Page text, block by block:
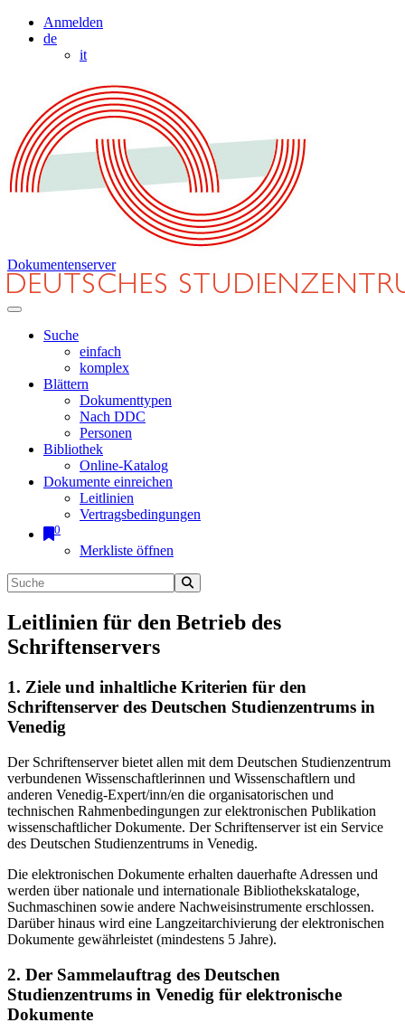
Anmelden
de
it
Dokumentenserver
Suche
einfach
komplex
Blättern
Dokumenttypen
Nach DDC
Personen
Bibliothek
Online-Katalog
Dokumente einreichen
Leitlinien
Vertragsbedingungen
0
Merkliste öffnen
Leitlinien für den Betrieb des
Schriftenservers
1. Ziele und inhaltliche Kriterien für den
Schriftenserver des Deutschen Studienzentrums in
Venedig
Der Schriftenserver bietet allen mit dem Deutschen Studienzentrum
verbundenen Wissenschaftlerinnen und Wissenschaftlern und
anderen Venedig-Expert/inn/en die organisatorischen und
technischen Rahmenbedingungen zur elektronischen Publikation
wissenschaftlicher Dokumente. Der Schriftenserver ist ein Service
des Deutschen Studienzentrums in Venedig.
Die elektronischen Dokumente erhalten dauerhafte Adressen und
werden über nationale und internationale Bibliothekskataloge,
Suchmaschinen sowie andere Nachweisinstrumente erschlossen.
Darüber hinaus wird eine Langzeitarchivierung der elektronischen
Dokumente gewährleistet (mindestens 5 Jahre).
2. Der Sammelauftrag des Deutschen
Studienzentrums in Venedig für elektronische
Dokumente